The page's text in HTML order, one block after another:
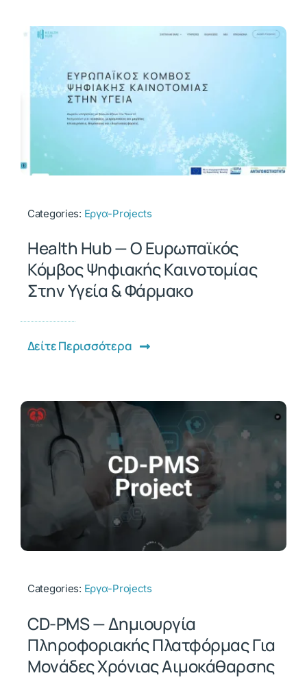
Categories: Εργα-Projects
Health Hub — Ο Ευρωπαϊκός
Κόμβος Ψηφιακής Καινοτομίας
Στην Υγεία & Φάρμακο
Δείτε Περισσότερα
Categories: Εργα-Projects
CD-PMS — Δημιουργία
Πληροφοριακής Πλατφόρμας Για
Μονάδες Χρόνιας Αιμοκάθαρσης